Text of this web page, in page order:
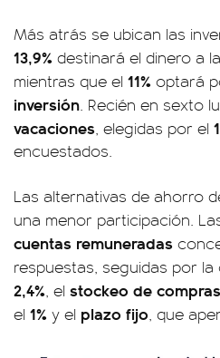
Más atrás se ubican las
13,9% destinará el dinero a
mientras que el 11% optará
inversión. Recién en sexto
vacaciones, elegidas por el
encuestados.
Las alternativas de ahorro
una menor participación.
cuentas remuneradas
respuestas, seguidas por la
2,4%, el stockeo de
el 1% y el plazo fijo, que